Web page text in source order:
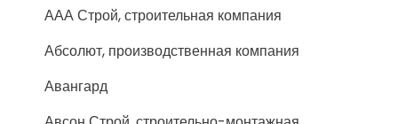
ААА Строй, строительная компания
Абсолют, производственная компания
Авангард